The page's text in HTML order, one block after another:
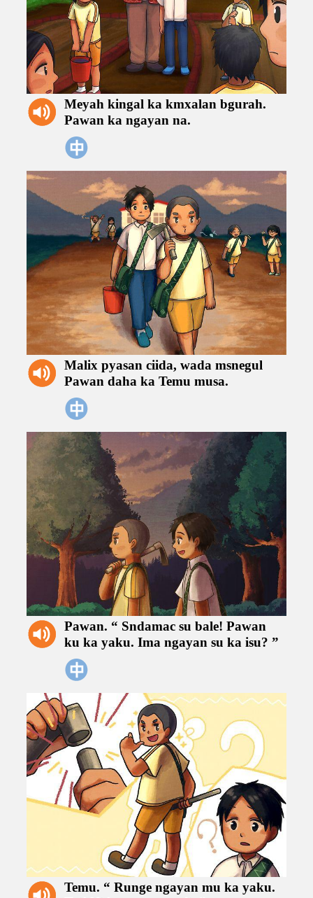
Meyah kingal ka kmxalan bgurah.
Pawan ka ngayan na.
Malix pyasan ciida, wada msnegul
Pawan daha ka Temu musa.
Pawan. “ Sndamac su bale! Pawan
ku ka yaku. Ima ngayan su ka isu? ”
Temu. “ Runge ngayan mu ka yaku.